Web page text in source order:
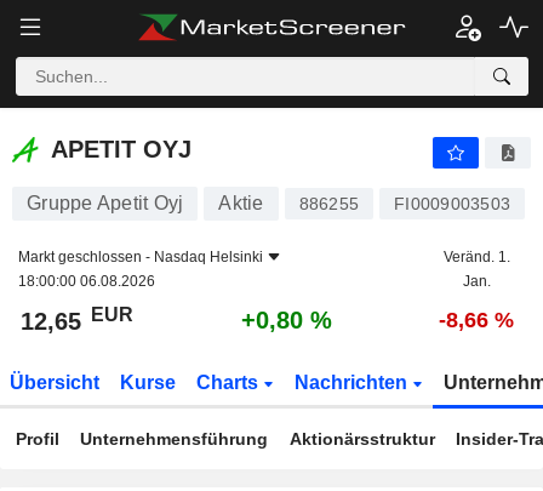
APETIT OYJ
APETIT OYJ
Gruppe Apetit Oyj Aktie 886255 FI0009003503
Markt geschlossen - Nasdaq Helsinki
18:00:00 06.08.2026
Veränd. 1.
Jan.
12,65 EUR +0,80 % -8,66 %
Übersicht Kurse Charts Nachrichten
Profil Unternehmensführung Aktionärsstruktur Insider-